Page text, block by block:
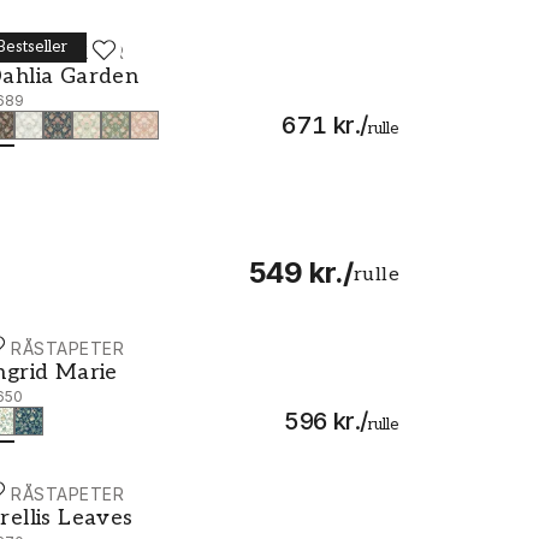
Garden
671 kr./rulle
Garden - 7689
549 kr./rulle
Marie
596 kr./rulle
Marie - 7650
Leaves
Leaves - 7670